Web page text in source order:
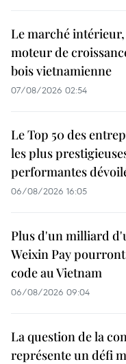
Le marché
moteur de
bois vietnamienne
07/08/2026 02:54
Le Top 50 des
les plus
performantes
06/08/2026 16:05
Plus d'un milliard
Weixin Pay
code au Vietnam
06/08/2026 09:04
La question de la
représente un défi